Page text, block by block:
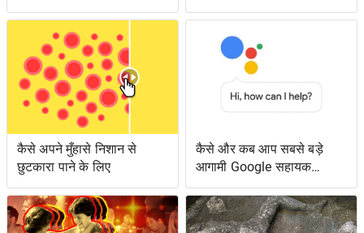
एपिसोड लंगर डाला
उनके पास क्या है?
कैसे अपने मुँहासे निशान से
छुटकारा पाने के लिए
कैसे और कब आप सबसे बड़े
आगामी Google सहायक
सुविधाओं तक पहुँच सकते हैं